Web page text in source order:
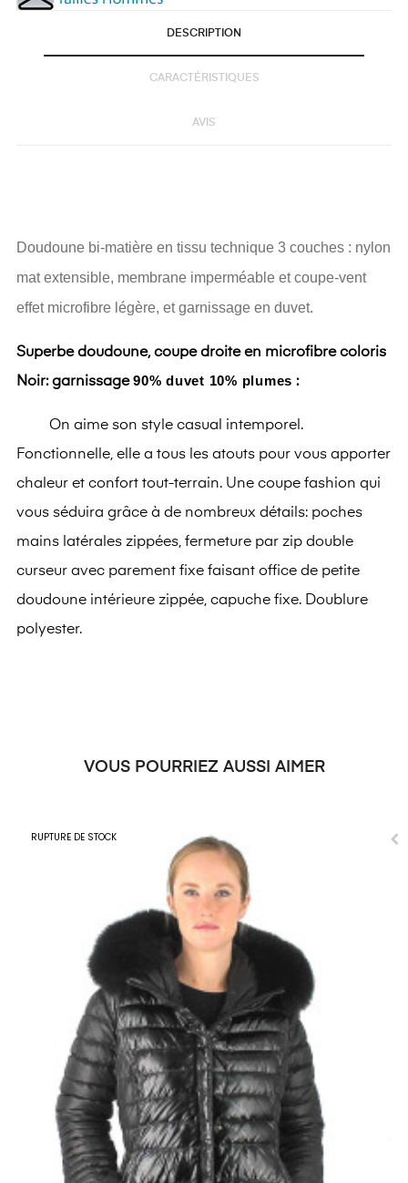
DESCRIPTION
CARACTÉRISTIQUES
AVIS
Doudoune bi-matière en tissu technique 3 couches : nylon
mat extensible, membrane imperméable et coupe-vent
effet microfibre légère, et garnissage en duvet.
Superbe doudoune, coupe droite en microfibre coloris
Noir: garnissage90% duvet 10% plumes :
On aime son style casual intemporel.
Fonctionnelle, elle a tous les atouts pour vous apporter
chaleur et confort tout-terrain. Une coupe fashion qui
vous séduira grâce à de nombreux détails: poches
mains latérales zippées, fermeture par zip double
curseur avec parement fixe faisant office de petite
doudoune intérieure zippée, capuche fixe. Doublure
polyester.
VOUS POURRIEZ AUSSI AIMER
RUPTURE DE STOCK